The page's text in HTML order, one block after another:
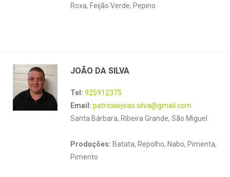
Roxa, Feijão Verde, Pepino
JOÃO DA SILVA
Tel: 925912375
Email: patriciaejoao.silva@gmail.com
Santa Bárbara, Ribeira Grande, São Miguel
Produções: Batata, Repolho, Nabo, Pimenta,
Pimento